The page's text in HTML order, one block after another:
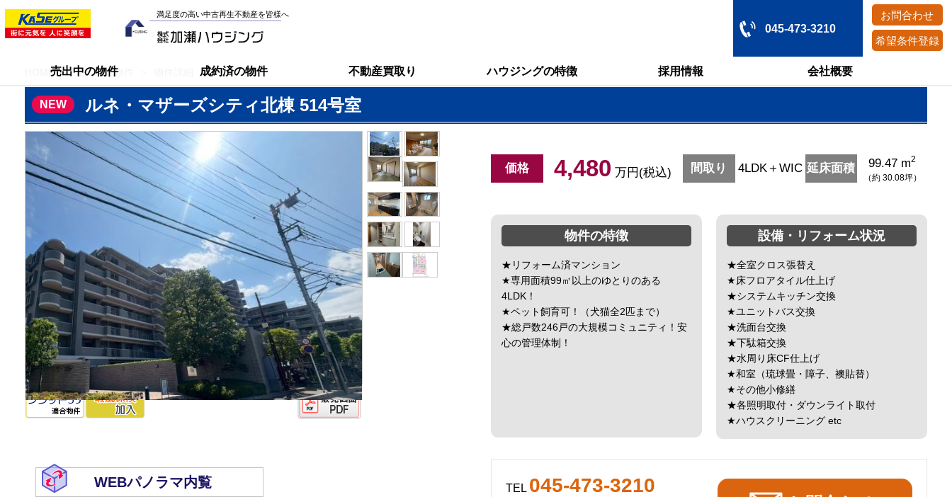
満足度の高い中古再生不動産を皆様へ お問合わせ
希望条件登録
045-473-3210
売出中の物件 成約済の物件 不動産買取り ハウジングの特徴 採用情報 会社概要
HOME 売出中の物件
ルネ・マザーズシティ北棟 514号室
4,480 万円(税込) 4LDK＋WIC 99.47 m2
（約 30.08坪）
物件の特徴
★リフォーム済マンション
★専用面積99㎡以上のゆとりのある
4LDK！
★ペット飼育可！（犬猫全2匹まで）
★総戸数246戸の大規模コミュニティ！安
心の管理体制！
設備・リフォーム状況
★全室クロス張替え
★床フロアタイル仕上げ
★システムキッチン交換
★ユニットバス交換
★洗面台交換
★下駄箱交換
★水周り床CF仕上げ
★和室（琉球畳・障子、襖貼替）
★その他小修繕
★各照明取付・ダウンライト取付
★ハウスクリーニング etc
WEBパノラマ内覧 TEL 045-473-3210